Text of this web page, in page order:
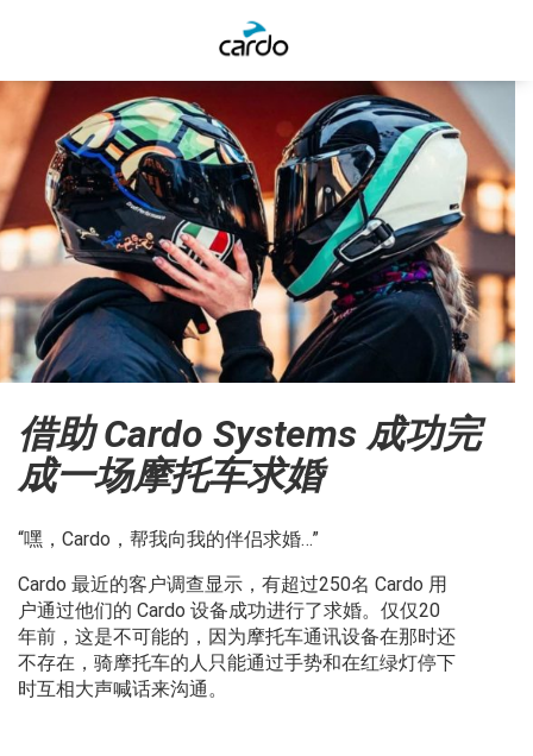
借助 Cardo Systems 成功完
成一场摩托车求婚
“嘿，Cardo，帮我向我的伴侣求婚…”
Cardo 最近的客户调查显示，有超过250名 Cardo 用
户通过他们的 Cardo 设备成功进行了求婚。仅仅20
年前，这是不可能的，因为摩托车通讯设备在那时还
不存在，骑摩托车的人只能通过手势和在红绿灯停下
时互相大声喊话来沟通。